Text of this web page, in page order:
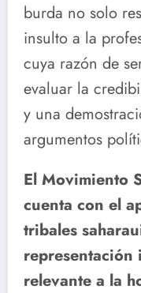
burda no solo
insulto a la
cuya razón de
evaluar la
y una
argumentos
El Movimiento
cuenta con el
tribales
representación
relevante a la